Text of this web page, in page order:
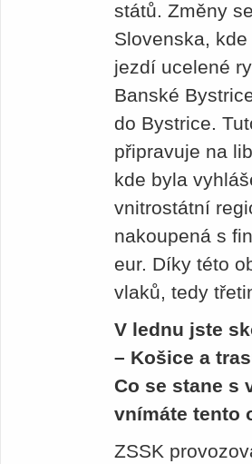
států. Změny
Slovenska,
jezdí ucelené
Banské
do Bystrice.
připravuje na
kde byla
vnitrostátní
nakoupená s
eur. Díky této
vlaků, tedy
V lednu jste
– Košice a
Co se stane s
vnímáte tento
ZSSK